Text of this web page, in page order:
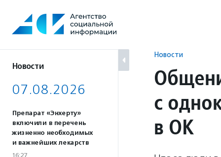
содержанию
Новости
07.08.2026
Препарат «Энхерту»
включили в перечень
жизненно необходимых
и важнейших лекарств
16:27
Новости
с
в ОК